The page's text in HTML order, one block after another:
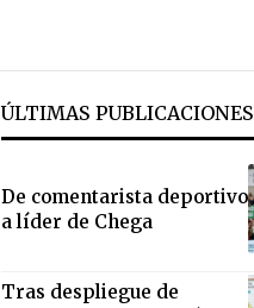
ÚLTIMAS PUBLICACIONES
De comentarista deportivo
a líder de Chega
Tras despliegue de